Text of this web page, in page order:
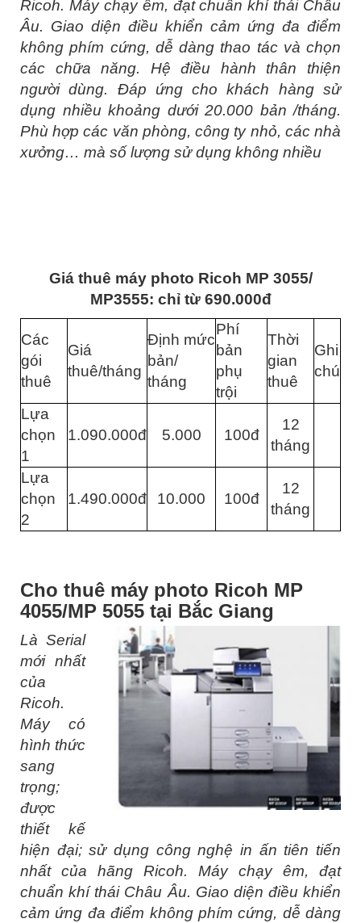
Ricoh. Máy chạy êm, đạt chuẩn khí thái Châu
Âu. Giao diện điều khiển cảm ứng đa điểm
không phím cứng, dễ dàng thao tác và chọn
các chữa năng. Hệ điều hành thân thiện
người dùng. Đáp ứng cho khách hàng sử
dụng nhiều khoảng dưới 20.000 bản /tháng.
Phù hợp các văn phòng, công ty nhỏ, các nhà
xưởng… mà số lượng sử dụng không nhiều
Giá thuê máy photo Ricoh MP 3055/
MP3555: chỉ từ 690.000đ
Các
gói
thuê
Giá
thuê/tháng
Định mức
bản/
tháng
Phí
bản
phụ
trội
Thời
gian
thuê
Ghi
chú
Lựa
chọn
1
1.090.000đ 5.000 100đ
12
tháng
Lựa
chọn
2
1.490.000đ 10.000 100đ
12
tháng
Cho thuê máy photo Ricoh MP
4055/MP 5055 tại Bắc Giang
Là Serial
mới nhất
của
Ricoh.
Máy có
hình thức
sang
trọng;
được
thiết kế
hiện đại; sử dụng công nghệ in ấn tiên tiến
nhất của hãng Ricoh. Máy chạy êm, đạt
chuẩn khí thái Châu Âu. Giao diện điều khiển
cảm ứng đa điểm không phím cứng, dễ dàng